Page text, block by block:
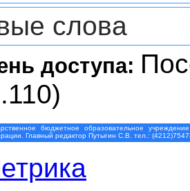
слова
доступа:
бюджетное образовательное
Главный редактор Путыгин С.В. тел.: